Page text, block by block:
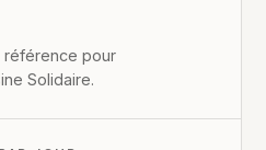
pour
Solidaire.